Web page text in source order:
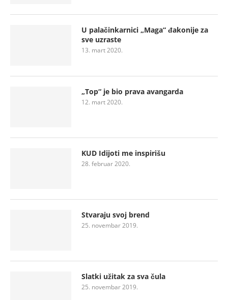
U palačinkarnici „Maga“ đakonije za
sve uzraste
13. mart 2020.
„Top“ je bio prava avangarda
12. mart 2020.
KUD Idijoti me inspirišu
28. februar 2020.
Stvaraju svoj brend
25. novembar 2019.
Slatki užitak za sva čula
25. novembar 2019.